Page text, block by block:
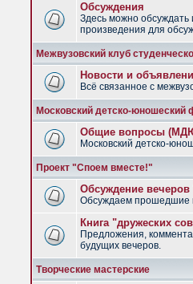
Обсуждения
Здесь можно обсуждать
произведения для
Межвузовский клуб
Новости и
Всё связанное с
Московский детско-юношеский
Общие вопросы
Московский детско-
Проект "Споем вместе!"
Обсуждение
Обсуждаем прошедшие
Книга "дружеских
Предложения,
будущих вечеров.
Творческие мастерские